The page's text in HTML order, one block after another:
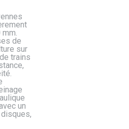
de
sur
trains
un